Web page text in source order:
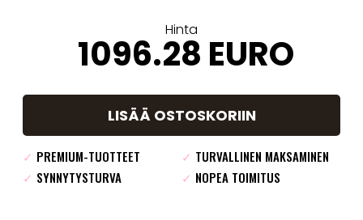
Hinta
1096.28 EURO
LISÄÄ OSTOSKORIIN
✓ PREMIUM-TUOTTEET ✓ TURVALLINEN MAKSAMINEN
✓ SYNNYTYSTURVA ✓ NOPEA TOIMITUS